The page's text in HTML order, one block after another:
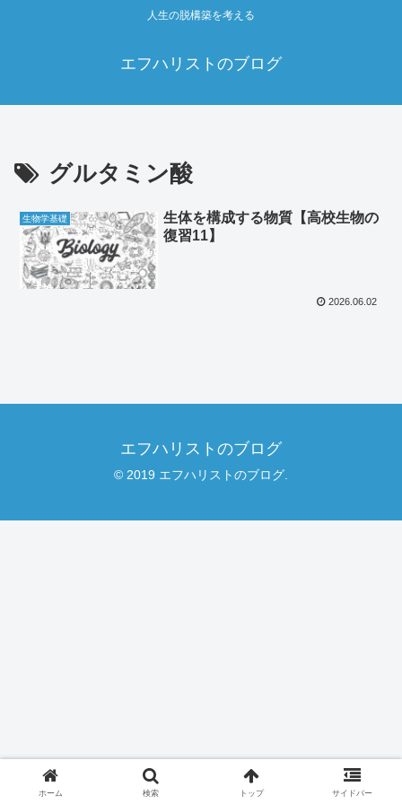
人生の脱構築を考える
エフハリストのブログ
グルタミン酸
生物学基礎
生体を構成する物質【高校生物の
復習11】
2026.06.02
エフハリストのブログ
© 2019 エフハリストのブログ.
ホーム 検索 トップ サイドバー